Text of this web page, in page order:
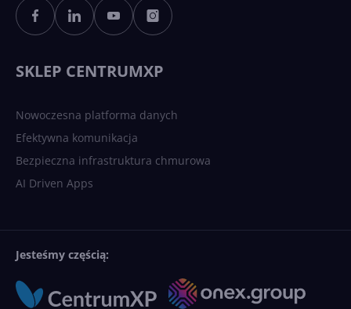
Sztuczna inteligencja po
polsku. Dość barier
SKLEP CENTRUMXP
Nowoczesna platforma danych
Efektywna komunikacja
Bezpieczna infrastruktura chmurowa
AI Driven Apps
Jesteśmy częścią: